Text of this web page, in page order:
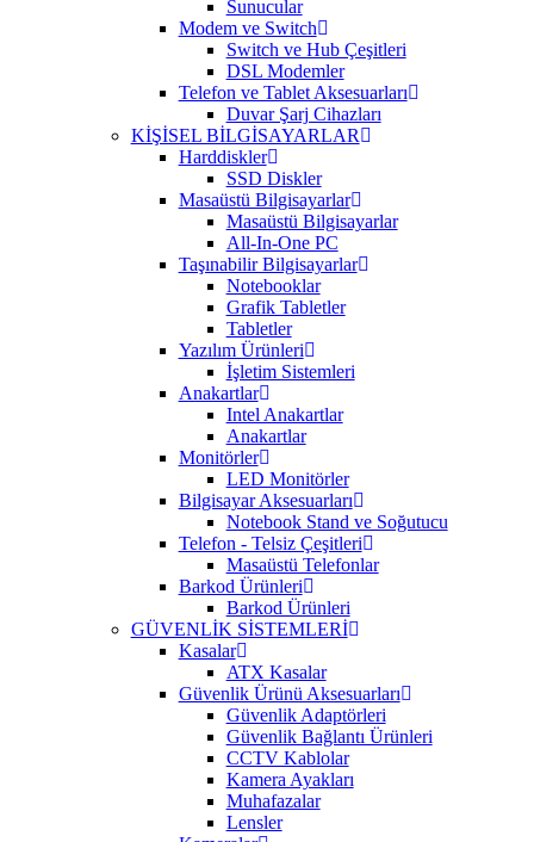
Sunucular
Modem ve Switch
Switch ve Hub Çeşitleri
DSL Modemler
Telefon ve Tablet Aksesuarları
Duvar Şarj Cihazları
KİŞİSEL BİLGİSAYARLAR
Harddiskler
SSD Diskler
Masaüstü Bilgisayarlar
Masaüstü Bilgisayarlar
All-In-One PC
Taşınabilir Bilgisayarlar
Notebooklar
Grafik Tabletler
Tabletler
Yazılım Ürünleri
İşletim Sistemleri
Anakartlar
Intel Anakartlar
Anakartlar
Monitörler
LED Monitörler
Bilgisayar Aksesuarları
Notebook Stand ve Soğutucu
Telefon - Telsiz Çeşitleri
Masaüstü Telefonlar
Barkod Ürünleri
Barkod Ürünleri
GÜVENLİK SİSTEMLERİ
Kasalar
ATX Kasalar
Güvenlik Ürünü Aksesuarları
Güvenlik Adaptörleri
Güvenlik Bağlantı Ürünleri
CCTV Kablolar
Kamera Ayakları
Muhafazalar
Lensler